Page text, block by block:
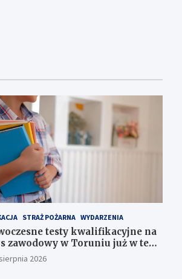
STRAŻ POŻARNA WYDARZENIA
testy kwalifikacyjne na
zawodowy w Toruniu już w ten
2026